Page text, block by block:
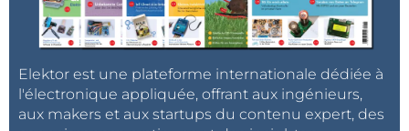
Elektor est une plateforme internationale dédiée à
l'électronique appliquée, offrant aux ingénieurs,
aux makers et aux startups du contenu expert, des